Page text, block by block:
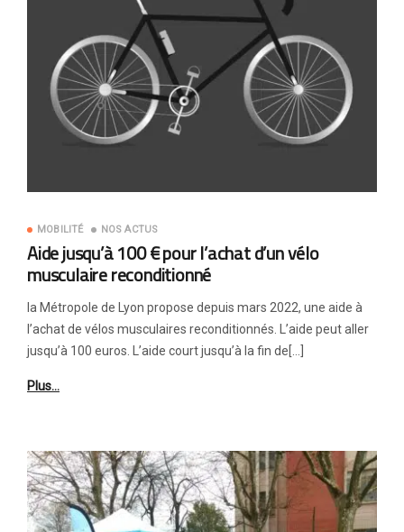
MOBILITÉ NOS ACTUS
Aide jusqu’à 100 € pour l’achat d’un vélo
musculaire reconditionné
la Métropole de Lyon propose depuis mars 2022, une aide à
l’achat de vélos musculaires reconditionnés. L’aide peut aller
jusqu’à 100 euros. L’aide court jusqu’à la fin de[…]
Plus…